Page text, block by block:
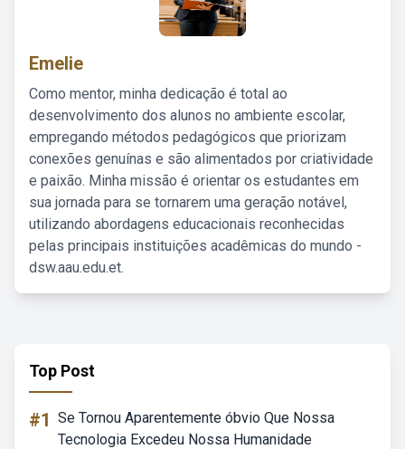
Emelie
Como mentor, minha dedicação é total ao
desenvolvimento dos alunos no ambiente escolar,
empregando métodos pedagógicos que priorizam
conexões genuínas e são alimentados por criatividade
e paixão. Minha missão é orientar os estudantes em
sua jornada para se tornarem uma geração notável,
utilizando abordagens educacionais reconhecidas
pelas principais instituições acadêmicas do mundo -
dsw.aau.edu.et.
Top Post
#1 Se Tornou Aparentemente óbvio Que Nossa
Tecnologia Excedeu Nossa Humanidade